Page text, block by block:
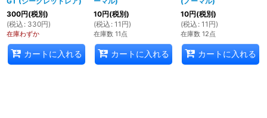
300円(税別)
(税込 : 330円)
在庫わずか
カートに入れる
10円(税別)
(税込 : 11 円)
在庫数 11点
カートに入れる
10円(税別)
(税込 : 11 円)
在庫数 12点
カートに入れる